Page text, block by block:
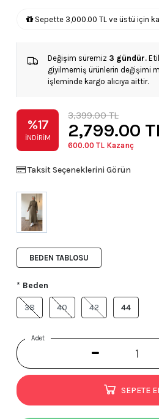
Sepette 3,000.00 TL ve üstü için
Değişim süremiz 3 gündür.
giyilmemiş ürünlerin değişimi
işleminde kargo alıcıya aittir.
%17
İNDIRIM
3,399.00 TL
2,799.00
600.00 TL Kazanç
Taksit Seçeneklerini Görün
BEDEN TABLOSU
* Beden
38 40 42 44
Adet
SEPETE